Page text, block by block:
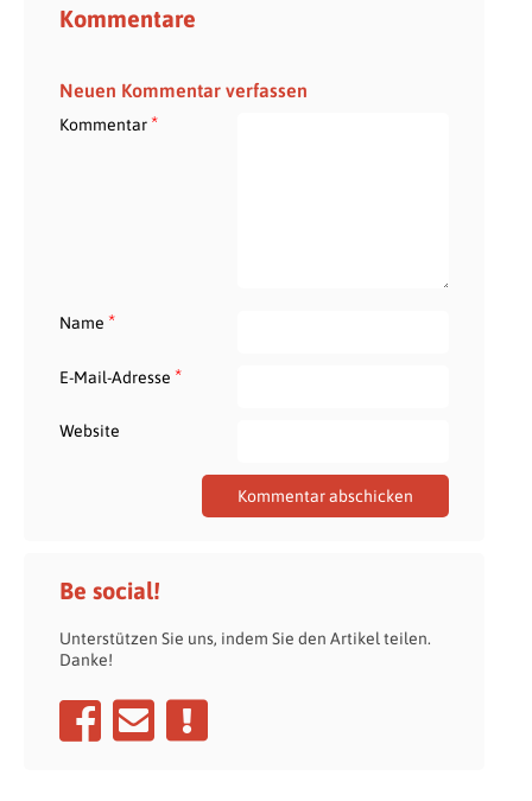
Kommentare
Neuen Kommentar verfassen
Kommentar*
Name *
E-Mail-Adresse *
Website
Be social!
Unterstützen Sie uns, indem Sie den Artikel teilen.
Danke!